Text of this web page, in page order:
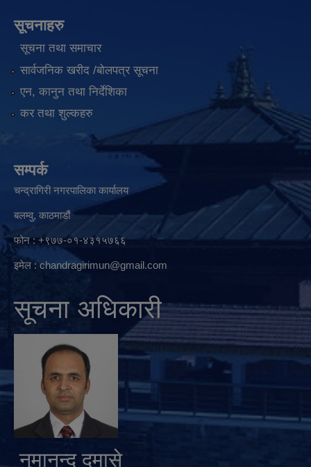
सूचनाहरु
सूचना तथा समाचार
सार्वजनिक खरीद /बोलपत्र सूचना
एन, कानुन तथा निर्देशिका
कर तथा शुल्कहरु
सम्पर्क
चन्द्रागिरी नगरपालिका कार्यालय
बलम्वु, काठमाडौं
फोन : +९७७-०१-४३१५७६६
इमेल :chandragirimun@gmail.com
सूचना अधिकारी
नुमानन्द दमासे